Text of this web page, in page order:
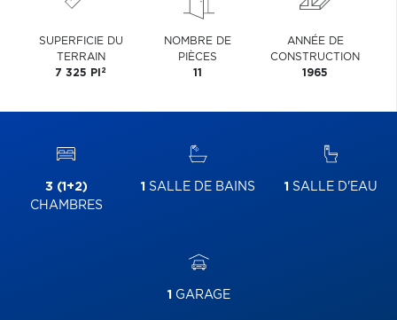
SUPERFICIE DU
TERRAIN
7 325 PI 2
NOMBRE DE
PIÈCES
11
ANNÉE DE
CONSTRUCTION
1965
3 (1+2)
CHAMBRES
1 SALLE DE BAINS 1 SALLE D'EAU
1 GARAGE